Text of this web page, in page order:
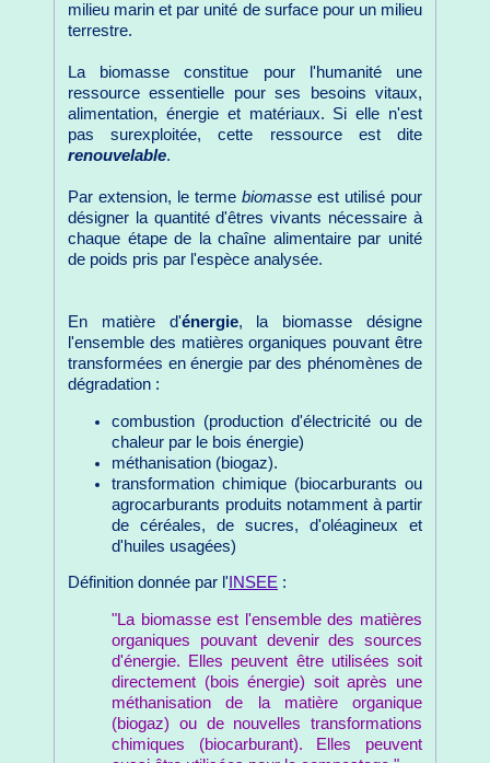
milieu marin et par unité de surface pour un milieu
terrestre.
La biomasse constitue pour l'humanité une
ressource essentielle pour ses besoins vitaux,
alimentation, énergie et matériaux. Si elle n'est
pas surexploitée, cette ressource est dite
renouvelable.
Par extension, le terme biomasse est utilisé pour
désigner la quantité d'êtres vivants nécessaire à
chaque étape de la chaîne alimentaire par unité
de poids pris par l'espèce analysée.
En matière d'énergie, la biomasse désigne
l'ensemble des matières organiques pouvant être
transformées en énergie par des phénomènes de
dégradation :
combustion (production d'électricité ou de
chaleur par le bois énergie)
méthanisation (biogaz).
transformation chimique (biocarburants ou
agrocarburants produits notamment à partir
de céréales, de sucres, d'oléagineux et
d'huiles usagées)
Définition donnée par l' INSEE :
"La biomasse est l'ensemble des matières
organiques pouvant devenir des sources
d'énergie. Elles peuvent être utilisées soit
directement (bois énergie) soit après une
méthanisation de la matière organique
(biogaz) ou de nouvelles transformations
chimiques (biocarburant). Elles peuvent